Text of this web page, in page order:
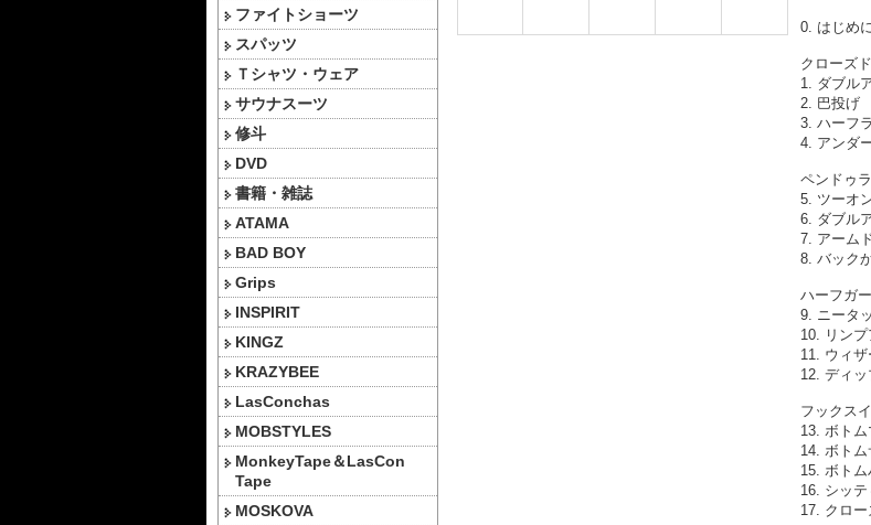
ファイトショーツ
スパッツ
Ｔシャツ・ウェア
サウナスーツ
修斗
DVD
書籍・雑誌
ATAMA
BAD BOY
Grips
INSPIRIT
KINGZ
KRAZYBEE
LasConchas
MOBSTYLES
MonkeyTape＆LasCon
Tape
MOSKOVA
0. はじめ
クローズ
1. ダブル
2. 巴投げ
3. ハーフ
4. アンダ
ペンドゥ
5. ツーオ
6. ダブル
7. アーム
8. バック
ハーフガ
9. ニータ
10. リン
11. ウィ
12. ディッ
フックス
13. ボトム
14. ボトム
15. ボト
16. シッ
17. クロ